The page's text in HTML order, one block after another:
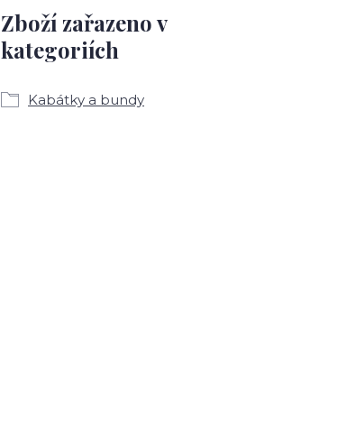
Zboží zařazeno v
kategoriích
Kabátky a bundy